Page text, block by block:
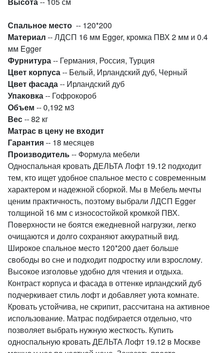
Спальное место -- 120*200
Материал --ЛДСП 16 мм Egger, кромка ПВХ 2 мм и 0.4
мм Egger
Фурнитура-- Германия, Россия, Турция
Цвет корпуса-- Белый, Ирландский дуб, Черный
Цвет фасада-- Ирландский дуб
Упаковка-- Гофрокороб
Объем -- 0,192 м3
Вес-- 82 кг
Матрас в цену не входит
Гарантия-- 18 месяцев
Производитель-- Формула мебели
Односпальная кровать ДЕЛЬТА Лофт 19.12 подходит
тем, кто ищет удобное спальное место с современным
характером и надежной сборкой. Мы в Мебель мечты
ценим практичность, поэтому выбрали ЛДСП Egger
толщиной 16 мм с износостойкой кромкой ПВХ.
Поверхности не боятся ежедневной нагрузки, легко
очищаются и долго сохраняют аккуратный вид.
Широкое спальное место 120*200 дает больше
свободы во сне и подходит подростку или взрослому.
Высокое изголовье удобно для чтения и отдыха.
Контраст корпуса и фасада в оттенке ирландский дуб
подчеркивает стиль лофт и добавляет уюта комнате.
Кровать устойчива, не скрипит, рассчитана на активное
использование. Матрас подбирается отдельно, что
позволяет выбрать нужную жесткость. Купить
односпальную кровать ДЕЛЬТА Лофт 19.12 в Москве